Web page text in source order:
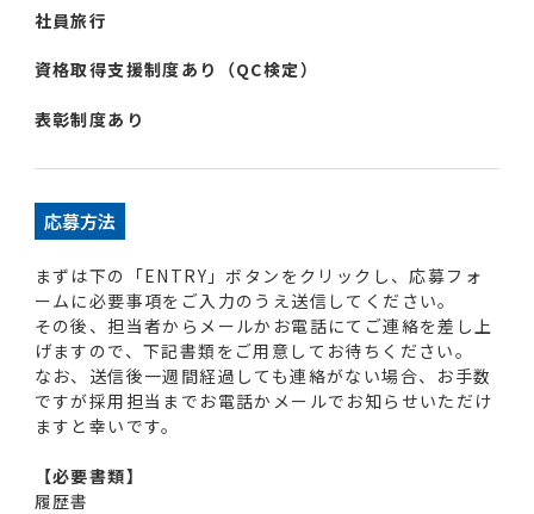
社員旅行
資格取得支援制度あり（QC検定）
表彰制度あり
応募方法
まずは下の「ENTRY」ボタンをクリックし、応募フォ
ームに必要事項をご入力のうえ送信してください。
その後、担当者からメールかお電話にてご連絡を差し上
げますので、下記書類をご用意してお待ちください。
なお、送信後一週間経過しても連絡がない場合、お手数
ですが採用担当までお電話かメールでお知らせいただけ
ますと幸いです。
【必要書類】
履歴書